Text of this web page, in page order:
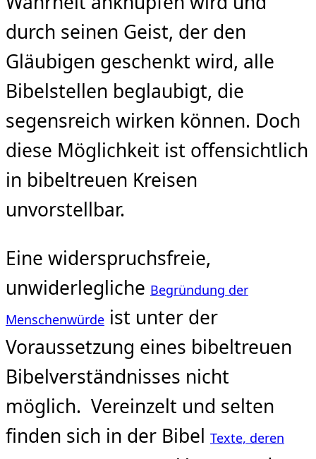
durch seinen Geist, der den
Gläubigen geschenkt wird, alle
Bibelstellen beglaubigt, die
segensreich wirken können. Doch
diese Möglichkeit ist offensichtlich
in bibeltreuen Kreisen
unvorstellbar.
Eine widerspruchsfreie,
unwiderlegliche Begründung der
Menschenwürde ist unter der
Voraussetzung eines bibeltreuen
Bibelverständnisses nicht
möglich. Vereinzelt und selten
finden sich in der Bibel Texte, deren